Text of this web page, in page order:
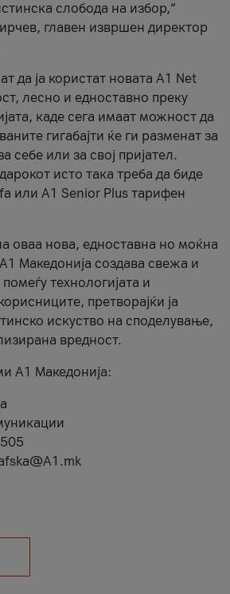
слобода на избор,“
главен извршен директор
да ја користат новата А1 Net
лесно и едноставно преку
каде сега имаат можност да
гигабајти ќе ги разменат за
себе или за свој пријател.
исто така треба да биде
или A1 Senior Plus тарифен
оваа нова, едноставна но моќна
Македонија создава свежа и
технологијата и
претворајќи ја
искуство на споделување,
вредност.
А1 Македонија: